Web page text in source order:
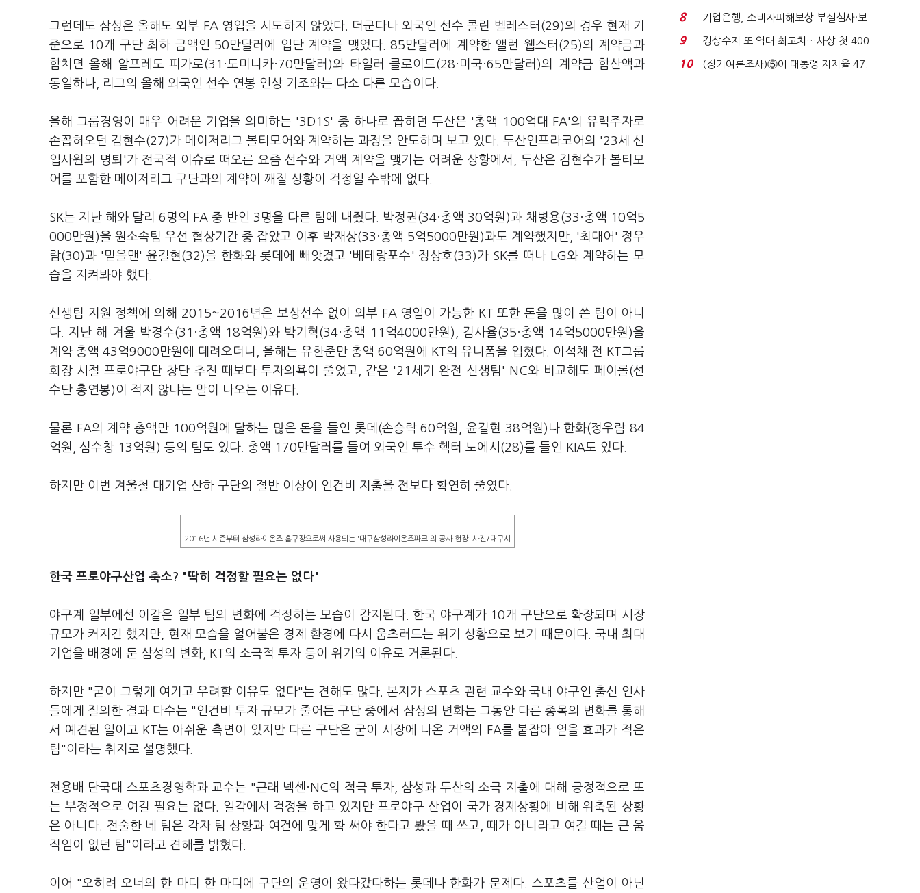
그런데도 삼성은 올해도 외부 FA 영입을 시도하지 않았다. 더군다나 외국인 선수 콜린 벨레스터(29)의 경우 현재 기
준으로 10개 구단 최하 금액인 50만달러에 입단 계약을 맺었다. 85만달러에 계약한 앨런 웹스터(25)의 계약금과
합치면 올해 알프레도 피가로(31·도미니카·70만달러)와 타일러 클로이드(28·미국·65만달러)의 계약금 합산액과
동일하나, 리그의 올해 외국인 선수 연봉 인상 기조와는 다소 다른 모습이다.
올해 그룹경영이 매우 어려운 기업을 의미하는 '3D1S' 중 하나로 꼽히던 두산은 '총액 100억대 FA'의 유력주자로
손꼽혀오던 김현수(27)가 메이저리그 볼티모어와 계약하는 과정을 안도하며 보고 있다. 두산인프라코어의 '23세 신
입사원의 명퇴'가 전국적 이슈로 떠오른 요즘 선수와 거액 계약을 맺기는 어려운 상황에서, 두산은 김현수가 볼티모
어를 포함한 메이저리그 구단과의 계약이 깨질 상황이 걱정일 수밖에 없다.
SK는 지난 해와 달리 6명의 FA 중 반인 3명을 다른 팀에 내줬다. 박정권(34·총액 30억원)과 채병용(33·총액 10억5
000만원)을 원소속팀 우선 협상기간 중 잡았고 이후 박재상(33·총액 5억5000만원)과도 계약했지만, '최대어' 정우
람(30)과 '믿을맨' 윤길현(32)을 한화와 롯데에 빼앗겼고 '베테랑포수' 정상호(33)가 SK를 떠나 LG와 계약하는 모
습을 지켜봐야 했다.
신생팀 지원 정책에 의해 2015~2016년은 보상선수 없이 외부 FA 영입이 가능한 KT 또한 돈을 많이 쓴 팀이 아니
다. 지난 해 겨울 박경수(31·총액 18억원)와 박기혁(34·총액 11억4000만원), 김사율(35·총액 14억5000만원)을
계약 총액 43억9000만원에 데려오더니, 올해는 유한준만 총액 60억원에 KT의 유니폼을 입혔다. 이석채 전 KT그룹
회장 시절 프로야구단 창단 추진 때보다 투자의욕이 줄었고, 같은 '21세기 완전 신생팀' NC와 비교해도 페이롤(선
수단 총연봉)이 적지 않냐는 말이 나오는 이유다.
물론 FA의 계약 총액만 100억원에 달하는 많은 돈을 들인 롯데(손승락 60억원, 윤길현 38억원)나 한화(정우람 84
억원, 심수창 13억원) 등의 팀도 있다. 총액 170만달러를 들여 외국인 투수 헥터 노에시(28)를 들인 KIA도 있다.
하지만 이번 겨울철 대기업 산하 구단의 절반 이상이 인건비 지출을 전보다 확연히 줄였다.
2016년 시즌부터 삼성라이온즈 홈구장으로써 사용되는 '대구삼성라이온즈파크'의 공사 현장. 사진/대구시
한국 프로야구산업 축소? "딱히 걱정할 필요는 없다"
야구계 일부에선 이같은 일부 팀의 변화에 걱정하는 모습이 감지된다. 한국 야구계가 10개 구단으로 확장되며 시장
규모가 커지긴 했지만, 현재 모습을 얼어붙은 경제 환경에 다시 움츠러드는 위기 상황으로 보기 때문이다. 국내 최대
기업을 배경에 둔 삼성의 변화, KT의 소극적 투자 등이 위기의 이유로 거론된다.
하지만 "굳이 그렇게 여기고 우려할 이유도 없다"는 견해도 많다. 본지가 스포츠 관련 교수와 국내 야구인 출신 인사
들에게 질의한 결과 다수는 "인건비 투자 규모가 줄어든 구단 중에서 삼성의 변화는 그동안 다른 종목의 변화를 통해
서 예견된 일이고 KT는 아쉬운 측면이 있지만 다른 구단은 굳이 시장에 나온 거액의 FA를 붙잡아 얻을 효과가 적은
팀"이라는 취지로 설명했다.
전용배 단국대 스포츠경영학과 교수는 "근래 넥센·NC의 적극 투자, 삼성과 두산의 소극 지출에 대해 긍정적으로 또
는 부정적으로 여길 필요는 없다. 일각에서 걱정을 하고 있지만 프로야구 산업이 국가 경제상황에 비해 위축된 상황
은 아니다. 전술한 네 팀은 각자 팀 상황과 여건에 맞게 확 써야 한다고 봤을 때 쓰고, 때가 아니라고 여길 때는 큰 움
직임이 없던 팀"이라고 견해를 밝혔다.
이어 "오히려 오너의 한 마디 한 마디에 구단의 운영이 왔다갔다하는 롯데나 한화가 문제다. 스포츠를 산업이 아닌
생법 위반 반복...
8
기업은행, 소비자피해보상 부실심사·보
이스피싱 공시 ...
9
경상수지 또 역대 최고치…사상 첫 400
억달러에 '3% 성...
10
(정기여론조사)⑤이 대통령 지지율 47.